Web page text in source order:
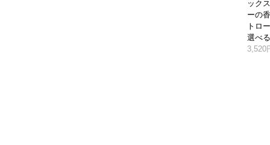
ック
ーの
トロ
選べ
3,520